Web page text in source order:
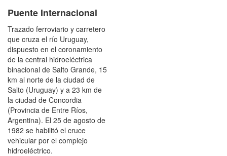
Puente Internacional
Trazado ferroviario y carretero
que cruza el río Uruguay,
dispuesto en el coronamiento
de la central hidroeléctrica
binacional de Salto Grande, 15
km al norte de la ciudad de
Salto (Uruguay) y a 23 km de
la ciudad de Concordia
(Provincia de Entre Ríos,
Argentina). El 25 de agosto de
1982 se habilitó el cruce
vehicular por el complejo
hidroeléctrico.